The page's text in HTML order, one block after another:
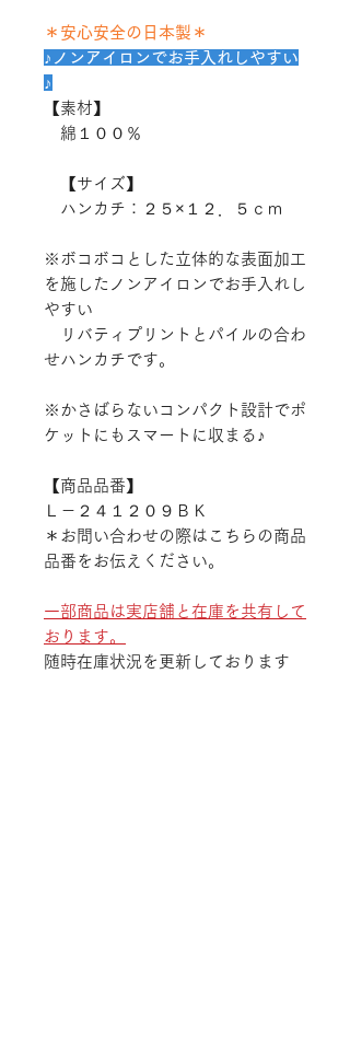
＊安心安全の日本製＊
♪ノンアイロンでお手入れしやすい
♪
【素材】
綿１００％
【サイズ】
ハンカチ：２５×１２．５ｃｍ
※ボコボコとした立体的な表面加工
を施したノンアイロンでお手入れし
やすい
リバティプリントとパイルの合わ
せハンカチです。
※かさばらないコンパクト設計でポ
ケットにもスマートに収まる♪
【商品品番】
Ｌ－２４１２０９ＢＫ
＊お問い合わせの際はこちらの商品
品番をお伝えください。
一部商品は実店舗と在庫を共有して
おります。
随時在庫状況を更新しております